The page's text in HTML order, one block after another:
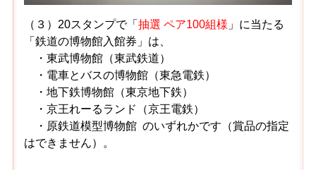
（３）20スタンプで「抽選 ペア100組様 」に当たる
「鉄道の博物館入館券」は、
・東武博物館（東武鉄道）
・電車とバスの博物館（東急電鉄）
・地下鉄博物館（東京地下鉄）
・京王れーるランド（京王電鉄）
・原鉄道模型博物館 のいずれかです（賞品の指定
はできません）。